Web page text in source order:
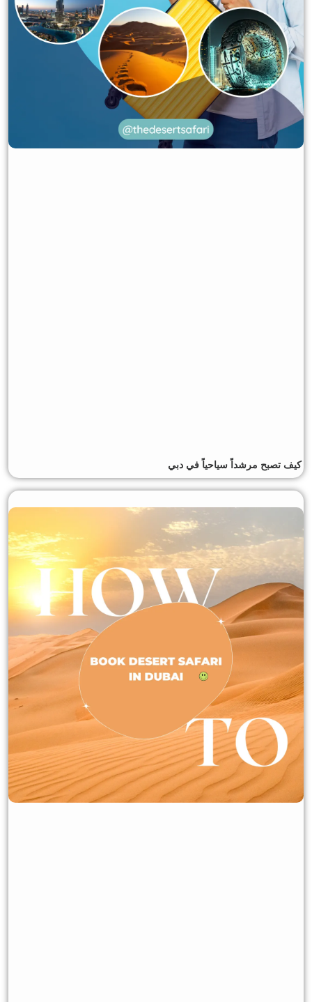
كيف تصبح مرشداً سياحياً في دبي